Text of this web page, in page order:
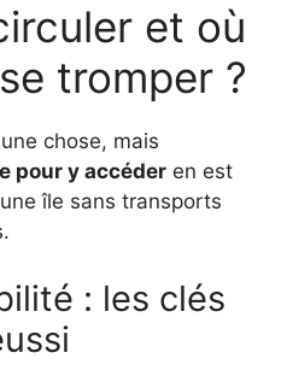
et où
tromper ?
chose, mais
pour y accéder en est
île sans transports
: les clés